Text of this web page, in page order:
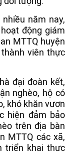
năm nay,
động giám
MTTQ huyện
viên thực
đại đoàn kết,
nghèo, hộ có
khó khăn vươn
hiện đảm bảo
trên địa bàn
MTTQ các xã,
triển khai thực